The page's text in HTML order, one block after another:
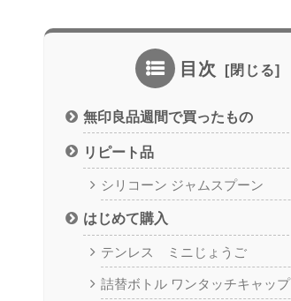
目次
無印良品週間で買ったもの
リピート品
シリコーン ジャムスプーン
はじめて購入
テンレス ミニじょうご
詰替ボトル ワンタッチキャップ